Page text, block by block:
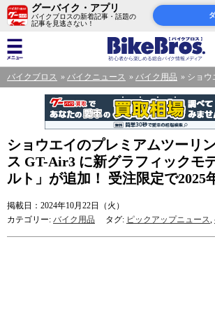
グーバイク・アプリ
バイクブロスの新着記事・話題の
記事を見逃さない！
バイクブロス バイクニュース バイク用品 ショウ
ショウエイのプレミアムツーリ
ス GT-Air3 に新グラフィックモ
ルト」が追加！ 受注限定で2025
掲載日：2024年10月22日（火）
カテゴリー: バイク用品 タグ: ピックアップニュース,